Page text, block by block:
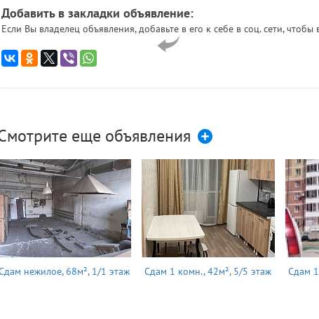
Добавить в закладки объявление:
Если Вы владелец объявления, добавьте в его к себе в соц. сети,
еще объявления
нежилое, 68м², 1/1 этаж Сдам 1 комн., 42м², 5/5 этаж Сдам